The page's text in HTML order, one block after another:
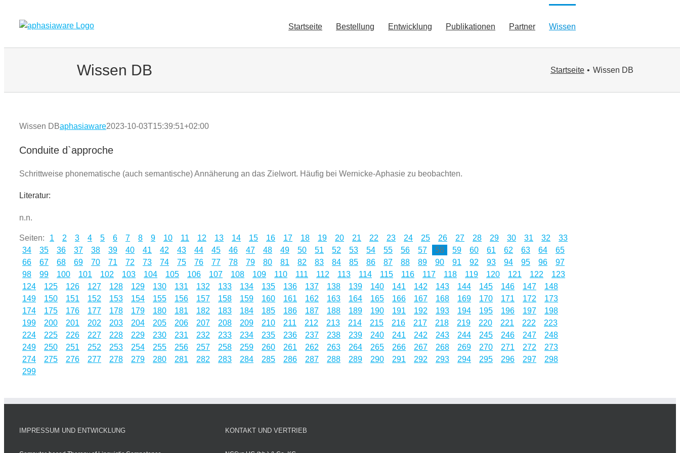
Inhalt
Startseite Bestellung Entwicklung Publikationen Partner Wissen
Wissen DB Startseite Wissen DB
Wissen DBaphasiaware2023-10-03T15:39:51+02:00
Conduite d`approche
Schrittweise phonematische (auch semantische) Annäherung an das Zielwort. Häufig bei Wernicke-Aphasie zu beobachten.
Literatur:
n.n.
Seiten: 1 2 3 4 5 6 7 8 9 10 11 12 13 14 15 16 17 18 19 20 21 22 23 24 25 26 27 28 29 30 31 32
33
34
35 36 37 38 39 40 41 42 43 44 45 46 47 48 49 50 51 52 53 54 55 56 57 58 59 60 61 62 63 64
65
66
67 68 69 70 71 72 73 74 75 76 77 78 79 80 81 82 83 84 85 86 87 88 89 90 91 92 93 94 95 96
97
98
99 100 101 102 103 104 105 106 107 108 109 110 111 112 113 114 115 116 117 118 119 120 121 122
123
124
125 126 127 128 129 130 131 132 133 134 135 136 137 138 139 140 141 142 143 144 145 146 147
148
149
150 151 152 153 154 155 156 157 158 159 160 161 162 163 164 165 166 167 168 169 170 171 172
173
174
175 176 177 178 179 180 181 182 183 184 185 186 187 188 189 190 191 192 193 194 195 196 197
198
199
200 201 202 203 204 205 206 207 208 209 210 211 212 213 214 215 216 217 218 219 220 221 222
223
224
225 226 227 228 229 230 231 232 233 234 235 236 237 238 239 240 241 242 243 244 245 246 247
248
249
250 251 252 253 254 255 256 257 258 259 260 261 262 263 264 265 266 267 268 269 270 271 272
273
274
275 276 277 278 279 280 281 282 283 284 285 286 287 288 289 290 291 292 293 294 295 296 297
298
299
IMPRESSUM UND ENTWICKLUNG KONTAKT UND VERTRIEB